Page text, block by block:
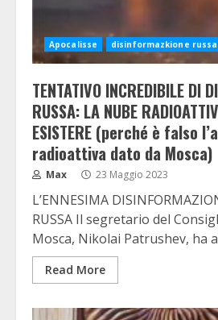
Apocalisse disinformazkione russa
TENTATIVO INCREDIBILE DI
RUSSA: LA NUBE
ESISTERE (perché è falso
radioattiva dato da Mosca)
Max 23 Maggio 2023
L’ENNESIMA
RUSSA Il segretario del
Mosca, Nikolai Patrushev, ha
Read More